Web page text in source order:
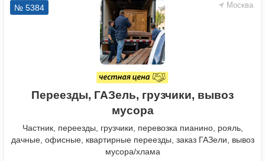
Москва
№ 5384
Переезды, ГАЗель, грузчики, вывоз
мусора
Частник, переезды, грузчики, перевозка пианино, рояль,
дачные, офисные, квартирные переезды, заказ ГАЗели, вывоз
мусора/хлама